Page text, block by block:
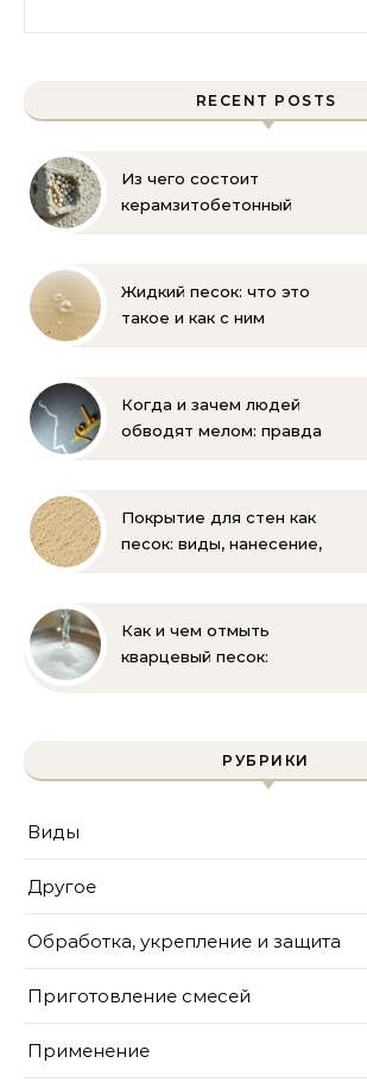
RECENT POSTS
Из чего состоит
керамзитобетонный
Жидкий песок: что это
такое и как с ним
Когда и зачем людей
обводят мелом: правда
Покрытие для стен как
песок: виды, нанесение,
Как и чем отмыть
кварцевый песок:
РУБРИКИ
Виды
Другое
Обработка, укрепление и защита
Приготовление смесей
Применение